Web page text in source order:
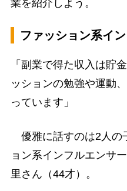
業を紹介しよう。
ファッション系イ
「副業で得た収入は貯
ッションの勉強や運動
っています」
優雅に話すのは2人の
ョン系インフルエンサ
里さん（44才）。